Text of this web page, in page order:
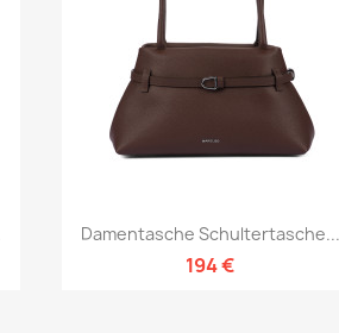
Vorschau
Damentasche Schultertasche...
194 €